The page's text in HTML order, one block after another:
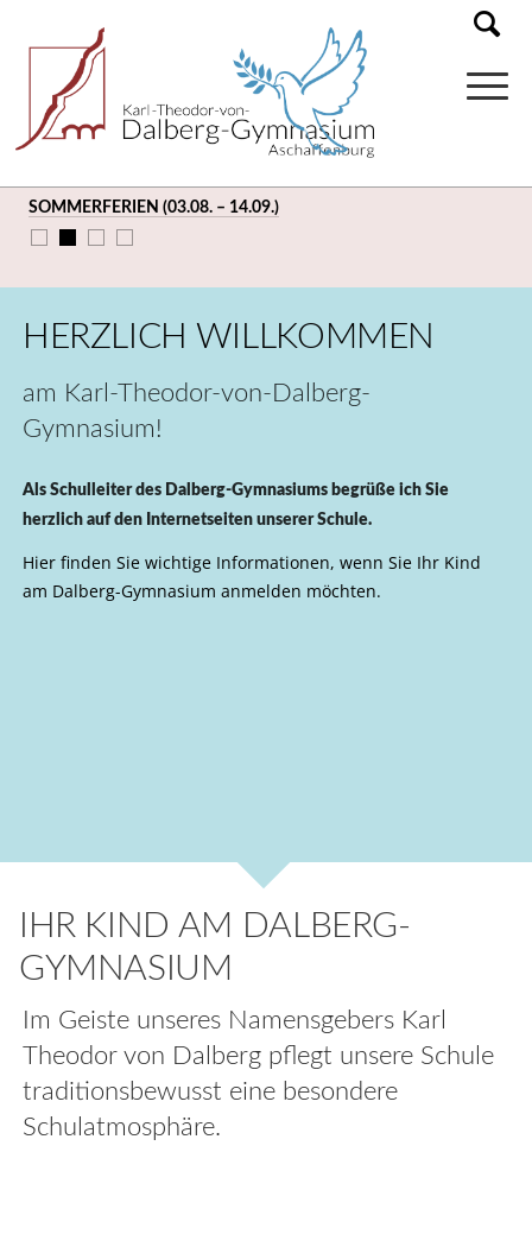
SOMMERFERIEN (03.08. – 14.09.)
HERZLICH WILLKOMMEN
am Karl-Theodor-von-Dalberg-
Gymnasium!
Als Schulleiter des Dalberg-Gymnasiums begrüße ich Sie
herzlich auf den Internetseiten unserer Schule.
Hier finden Sie wichtige Informationen, wenn Sie Ihr Kind
am Dalberg-Gymnasium anmelden möchten.
IHR KIND AM DALBERG-
GYMNASIUM
Im Geiste unseres Namensgebers Karl
Theodor von Dalberg pflegt unsere Schule
traditionsbewusst eine besondere
Schulatmosphäre.